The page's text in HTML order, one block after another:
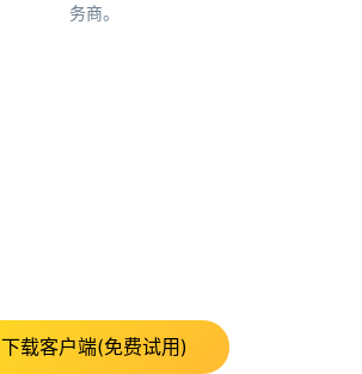
务商。
下载客户端(免费试用)